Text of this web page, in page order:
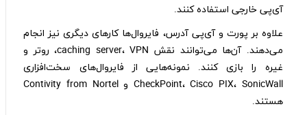
آی‌پی خارجی استفاده کنند.
علاوه بر پورت و آی‌پی آدرس، فایروال‌ها کارهای دیگری نیز انجام
می‌دهند. آن‌ها می‌توانند نقش caching server، VPN، روتر و
غیره را بازی کنند. نمونه‌هایی از فایروال‌های سخت‌افزاری
CheckPoint، Cisco PIX، SonicWall و Contivity from Nortel
هستند.